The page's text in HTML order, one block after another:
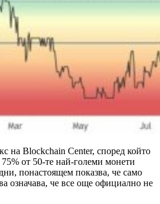
на Blockchain Center, според който
75% от 50-те най-големи монети
понастоящем показва, че само
означава, че все още официално не